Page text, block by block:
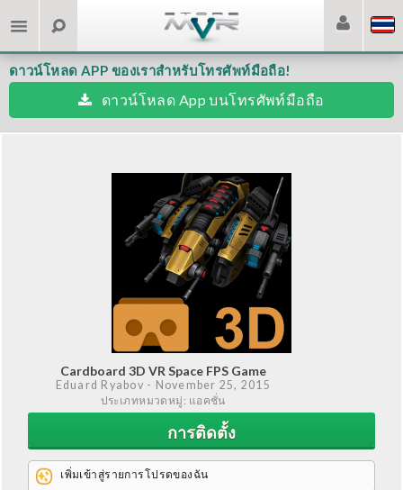
ดาวน์โหลด APP ของเราสำหรับโทรศัพท์มือถือ!
ดาวน์โหลด App บนโทรศัพท์มือถือ
Cardboard 3D VR Space FPS Game
Eduard Ryabov - November 25, 2015
ประเภทหมวดหมู่: แอคชั่น
การติดตั้ง
เพิ่มเข้าสู่รายการโปรดของฉัน